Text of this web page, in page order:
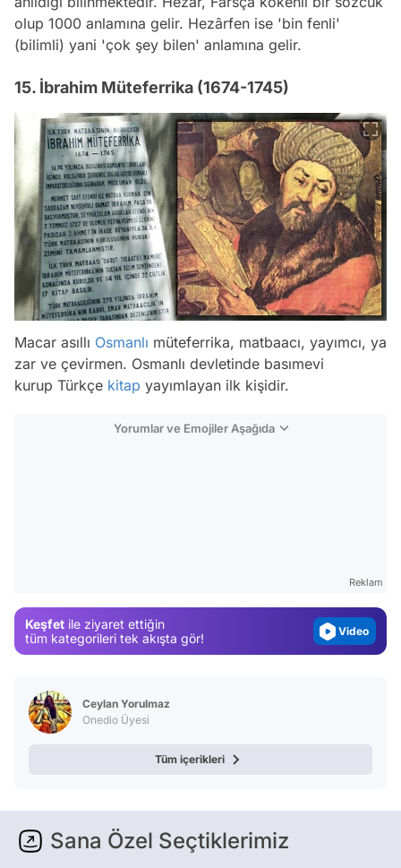
olup 1000 anlamına gelir. Hezârfen ise 'bin fenli'
(bilimli) yani 'çok şey bilen' anlamına gelir.
15. İbrahim Müteferrika (1674-1745)
Macar asıllı Osmanlı müteferrika, matbaacı, yayımcı, ya
zar ve çevirmen. Osmanlı devletinde basımevi
kurup Türkçe kitap yayımlayan ilk kişidir.
Yorumlar ve Emojiler Aşağıda
Reklam
Keşfet ile ziyaret ettiğin
tüm kategorileri tek akışta gör!
Video
Ceylan Yorulmaz
Onedio Üyesi
Tüm içerikleri
Sana Özel Seçtiklerimiz